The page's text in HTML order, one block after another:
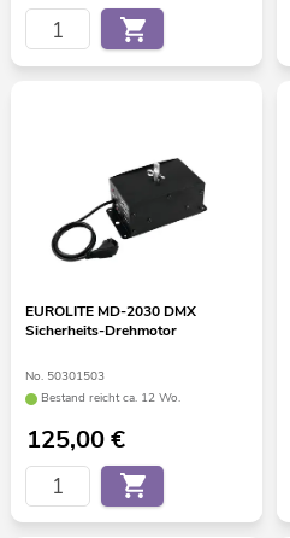
EUROLITE MD-2030 DMX
Sicherheits-Drehmotor
No. 50301503
Bestand reicht ca. 12 Wo.
125,00€